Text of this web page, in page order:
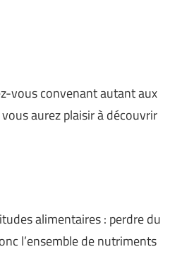
vous convenant autant aux
aurez plaisir à découvrir
alimentaires : perdre du
l’ensemble de nutriments